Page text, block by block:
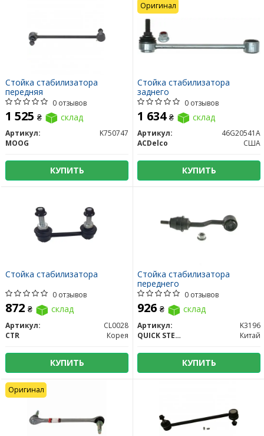
Стойка стабилизатора
передняя
0 отзывов
1 525 ₴ склад
Артикул:
K750747
MOOG
КУПИТЬ
Стойка стабилизатора
заднего
0 отзывов
1 634 ₴ склад
Артикул:
46G20541A
ACDelco
США
КУПИТЬ
Оригинал
Стойка стабилизатора
0 отзывов
872 ₴ склад
Артикул:
CL0028
CTR
Корея
КУПИТЬ
Стойка стабилизатора
переднего
0 отзывов
926 ₴ склад
Артикул:
K3196
QUICK STEER
Китай
КУПИТЬ
Оригинал